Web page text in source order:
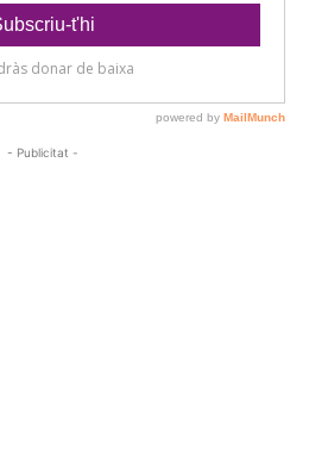
- Publicitat -